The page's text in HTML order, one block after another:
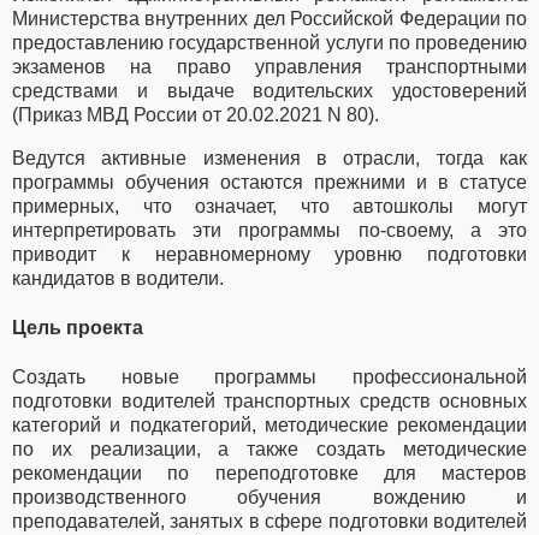
Министерства внутренних дел Российской Федерации по
предоставлению государственной услуги по проведению
экзаменов на право управления транспортными
средствами и выдаче водительских удостоверений
(Приказ МВД России от 20.02.2021 N 80).
Ведутся активные изменения в отрасли, тогда как
программы обучения остаются прежними и в статусе
примерных, что означает, что автошколы могут
интерпретировать эти программы по-своему, а это
приводит к неравномерному уровню подготовки
кандидатов в водители.
Цель проекта
Создать новые программы профессиональной
подготовки водителей транспортных средств основных
категорий и подкатегорий, методические рекомендации
по их реализации, а также создать методические
рекомендации по переподготовке для мастеров
производственного обучения вождению и
преподавателей, занятых в сфере подготовки водителей